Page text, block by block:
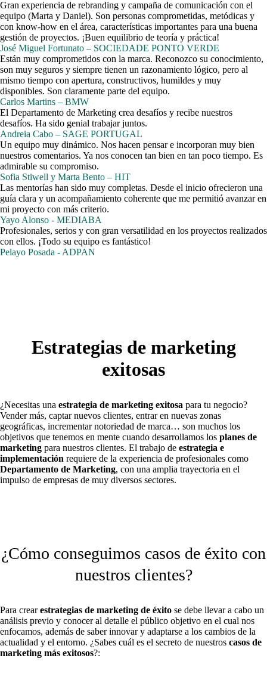
Gran experiencia de rebranding y campaña de comunicación con el
equipo (Marta y Daniel). Son personas comprometidas, metódicas y
con know-how en el área, características importantes para una buena
gestión de proyectos. ¡Buen equilibrio de teoría y práctica!
José Miguel Fortunato – SOCIEDADE PONTO VERDE
Están muy comprometidos con la marca. Reconozco su conocimiento,
son muy seguros y siempre tienen un razonamiento lógico, pero al
mismo tiempo con apertura, constructivos, humildes y muy
disponibles. Son claramente parte del equipo.
Carlos Martins – BMW
El Departamento de Marketing crea desafíos y recibe nuestros
desafíos. Ha sido genial trabajar juntos.
Andreia Cabo – SAGE PORTUGAL
Un equipo muy dinámico. Nos hacen pensar e incorporan muy bien
nuestros comentarios. Ya nos conocen tan bien en tan poco tiempo. Es
admirable su compromiso.
Sofia Stiwell y Marta Bento – HIT
Las mentorías han sido muy completas. Desde el inicio ofrecieron una
guía clara y un acompañamiento coherente que me permitió avanzar en
mi proyecto con más criterio.
Yayo Alonso - MEDIABA
Profesionales, serios y con gran versatilidad en los proyectos realizados
con ellos. ¡Todo su equipo es fantástico!
Pelayo Posada - ADPAN
Estrategias de marketing
exitosas
¿Necesitas una estrategia de marketing exitosa para tu negocio?
Vender más, captar nuevos clientes, entrar en nuevas zonas
geográficas, incrementar notoriedad de marca… son muchos los
objetivos que tenemos en mente cuando desarrollamos los planes de
marketing para nuestros clientes. El trabajo de estrategia e
implementación requiere de la experiencia de profesionales como
Departamento de Marketing, con una amplia trayectoria en el
impulso de empresas de muy diversos sectores.
¿Cómo conseguimos casos de éxito con
nuestros clientes?
Para crearestrategias de marketing de éxito se debe llevar a cabo un
análisis previo y conocer al detalle el público objetivo en el cual nos
enfocamos, además de saber innovar y adaptarse a los cambios de la
actualidad y el entorno. ¿Sabes cuál es el secreto de nuestros casos de
marketing más exitosos?: